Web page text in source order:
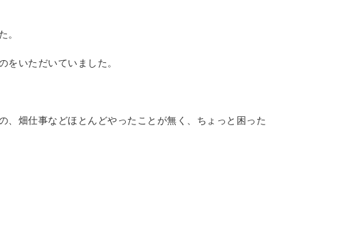
。
いただいていました。
畑仕事などほとんどやったことが無く、ちょっと困った